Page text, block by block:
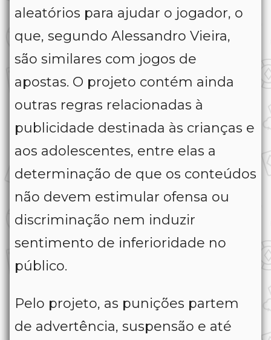
aleatórios para ajudar o jogador, o
que, segundo Alessandro Vieira,
são similares com jogos de
apostas. O projeto contém ainda
outras regras relacionadas à
publicidade destinada às crianças e
aos adolescentes, entre elas a
determinação de que os conteúdos
não devem estimular ofensa ou
discriminação nem induzir
sentimento de inferioridade no
público.
Pelo projeto, as punições partem
de advertência, suspensão e até